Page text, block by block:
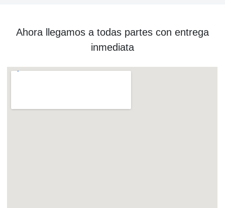
Ahora llegamos a todas partes con entrega
inmediata